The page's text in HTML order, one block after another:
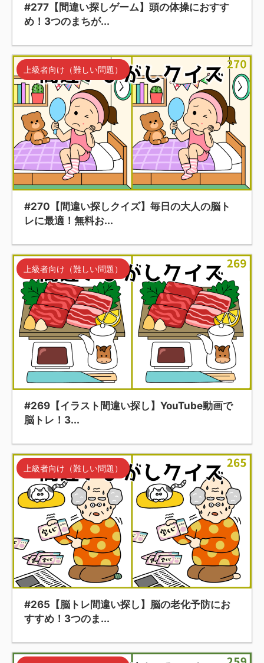
#277【間違い探しゲーム】頭の体操におすす
め！3つのまちが...
上級者向け（難しい問題）
#270【間違い探しクイズ】毎日の大人の脳ト
レに最適！無料お...
上級者向け（難しい問題）
#269【イラスト間違い探し】YouTube動画で
脳トレ！3...
上級者向け（難しい問題）
#265【脳トレ間違い探し】脳の老化予防にお
すすめ！3つのま...